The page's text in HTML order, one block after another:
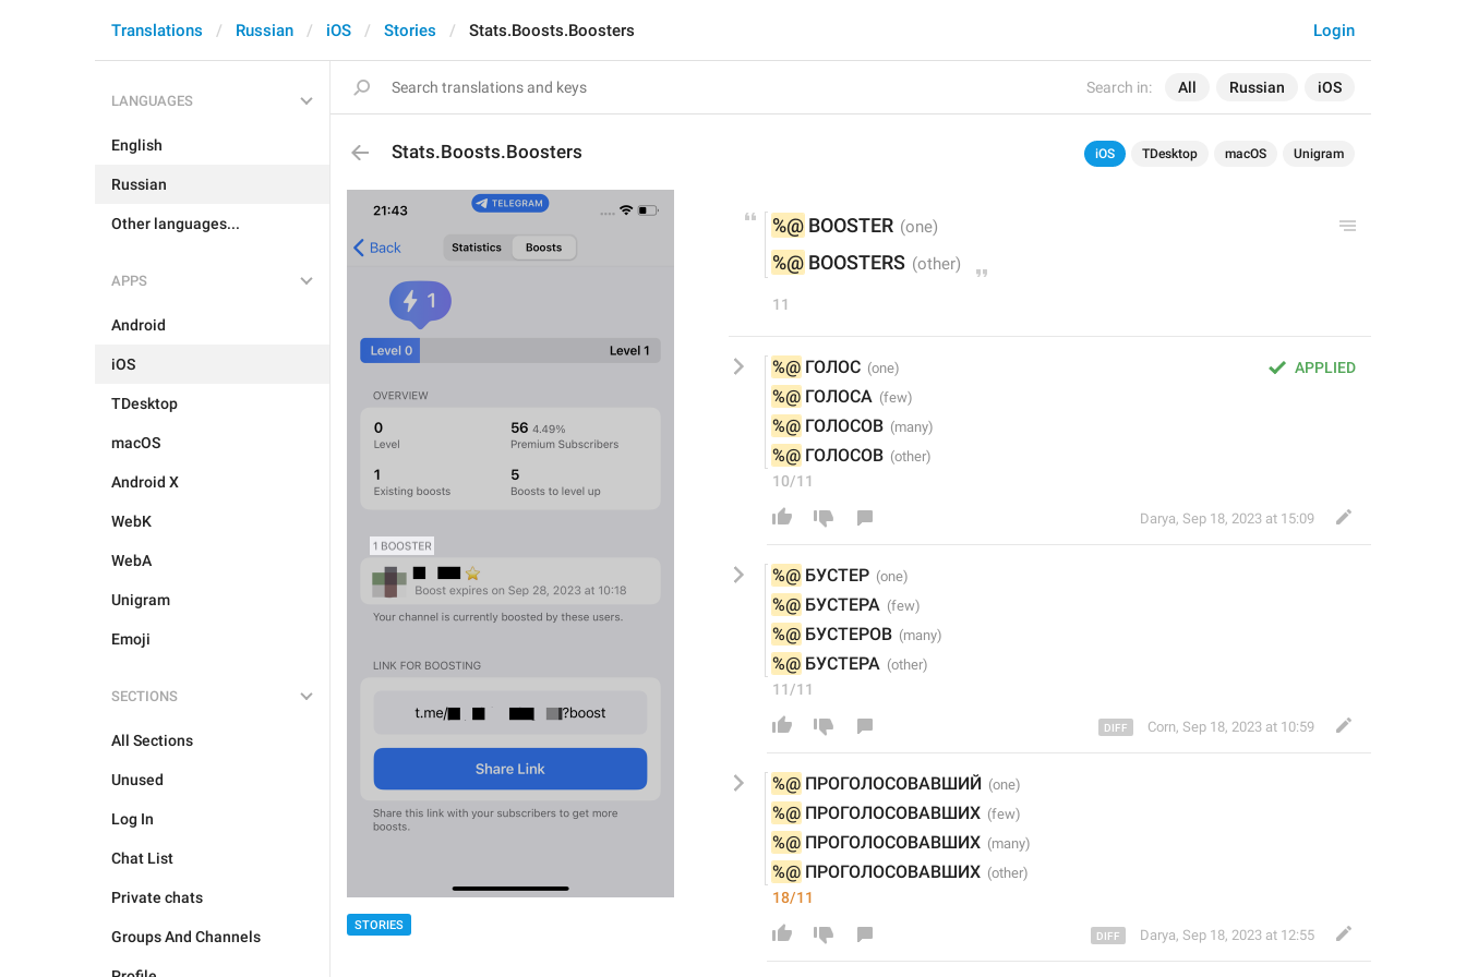
Search in: All Russian iOS
Login
Translations Russian iOS Stories Stats.Boosts.Boosters
LANGUAGES
English
Russian
Other languages...
APPS
Android
iOS
TDesktop
macOS
Android X
WebK
WebA
Unigram
Emoji
SECTIONS
All Sections
Unused
Log In
Chat List
Private chats
Groups And Channels
Stats.Boosts.Boosters iOS TDesktop macOS Unigram
STORIES
%@ BOOSTER
%@ BOOSTERS
11
APPLIED
%@ ГОЛОС
%@ ГОЛОСА
%@ ГОЛОСОВ
%@ ГОЛОСОВ
10/11
Darya, Sep 18, 2023 at 15:09
%@ БУСТЕР
%@ БУСТЕРА
%@ БУСТЕРОВ
%@ БУСТЕРА
11/11
Corn, Sep 18, 2023 at 10:59
%@ ПРОГОЛОСОВАВШИЙ
%@ ПРОГОЛОСОВАВШИХ
%@ ПРОГОЛОСОВАВШИХ
%@ ПРОГОЛОСОВАВШИХ
18/11
Darya, Sep 18, 2023 at 12:55